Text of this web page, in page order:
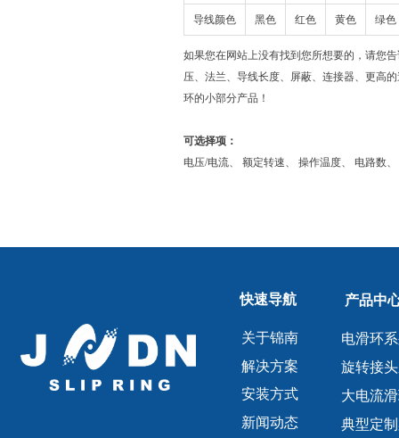
导线颜色 黑色 红色 黄色 绿色
如果您在网站上没有找到您所想要的，请您
压、法兰、导线长度、屏蔽、连接器、更高
环的小部分产品！
可选择项：
电压/电流、 额定转速、 操作温度、 电路数
电滑环
旋转接
大电流
典型定
关于锦南
解决方案
安装方式
新闻动态
快速导航 产品中